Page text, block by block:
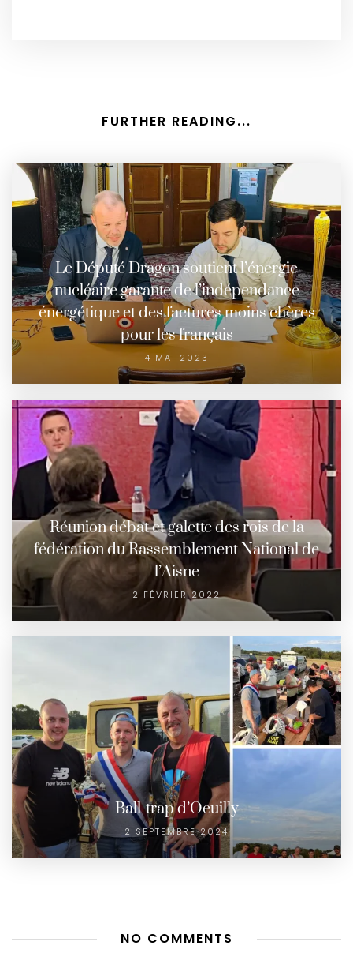
FURTHER READING...
Le Député Dragon soutient l’énergie
nucléaire garante de l’indépendance
énergétique et des factures moins chères
pour les français
4 MAI 2023
Réunion débat et galette des rois de la
fédération du Rassemblement National de
l’Aisne
2 FÉVRIER 2022
Ball-trap d’Oeuilly
2 SEPTEMBRE 2024
NO COMMENTS